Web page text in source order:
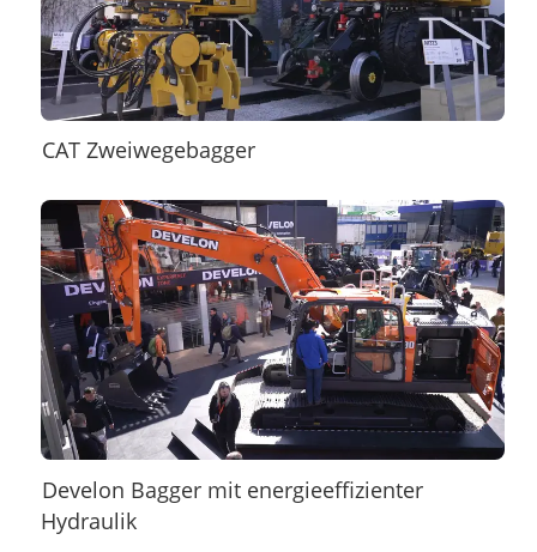
CAT Zweiwegebagger
Develon Bagger mit energieeffizienter
Hydraulik